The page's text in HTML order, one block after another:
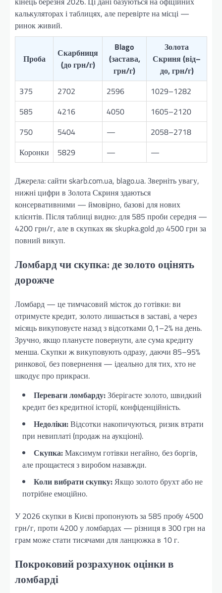
калькуляторах і таблицях, але перевірте на місці —
ринок живий.
Проба
Скарбниця
(до грн/г)
Blago
(застава,
грн/г)
Золота
Скриня (від–
до, грн/г)
375
2702 2596
1029–1282
585
4216 4050
1605–2120
750
5404 —
2058–2718
Коронки
5829 — —
Джерела: сайти skarb.com.ua, blago.ua. Зверніть увагу,
нижні цифри в Золота Скриня здаються
консервативними — ймовірно, базові для нових
клієнтів. Після таблиці видно: для 585 проби середня —
4200 грн/г, але в скупках як skupka.gold до 4500 грн за
повний викуп.
Ломбард чи скупка: де золото оцінять
дорожче
Ломбард — це тимчасовий місток до готівки: ви
отримуєте кредит, золото лишається в заставі, а через
місяць викуповуєте назад з відсотками 0,1–2% на день.
Зручно, якщо плануєте повернути, але сума кредиту
менша. Скупки ж викуповують одразу, даючи 85–95%
ринкової, без повернення — ідеально для тих, хто не
шкодує про прикраси.
Переваги ломбарду:Зберігаєте золото, швидкий
кредит без кредитної історії, конфіденційність.
Недоліки:Відсотки накопичуються, ризик втрати
при невиплаті (продаж на аукціоні).
Скупка:Максимум готівки негайно, без боргів,
але прощаєтеся з виробом назавжди.
Коли вибрати скупку:Якщо золото брухт або не
потрібне емоційно.
У 2026 скупки в Києві пропонують за 585 пробу 4500
грн/г, проти 4200 у ломбардах — різниця в 300 грн на
грам може стати тисячами для ланцюжка в 10 г.
Покроковий розрахунок оцінки в
ломбарді